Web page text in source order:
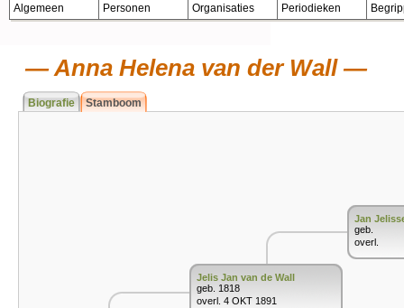
Algemeen Personen Organisaties Periodieken
Anna Helena van der Wall
Biografie Stamboom
Jelis Jan van de Wall
geb. 1818
overl. 4 OKT 1891
Jan
geb.
overl.